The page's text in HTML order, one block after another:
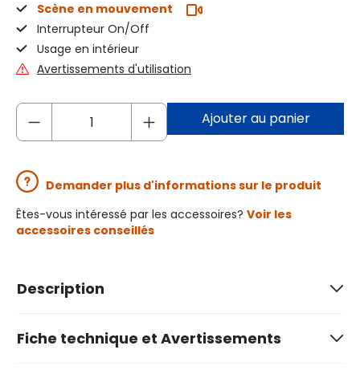
Scène en mouvement
Interrupteur On/Off
Usage en intérieur
Avertissements d'utilisation
Ajouter au panier
Demander plus d'informations sur le produit
Êtes-vous intéressé par les accessoires? Voir les
accessoires conseillés
Description
Fiche technique et Avertissements